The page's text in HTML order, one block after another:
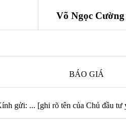
Võ Ngọc Cường
BÁO GIÁ
gửi: ... [ghi rõ tên của Chủ đầu tư